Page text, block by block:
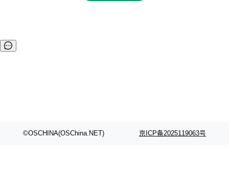
©OSCHINA(OSChina.NET) 京ICP备2025119063号